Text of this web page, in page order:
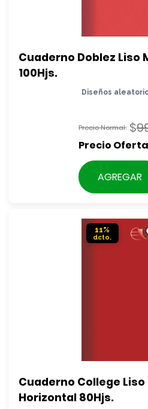
Cuaderno Doblez Liso
100Hjs.
Diseños
$
El
El
AGREGAR
11%
Cuaderno College
Horizontal 80Hjs.